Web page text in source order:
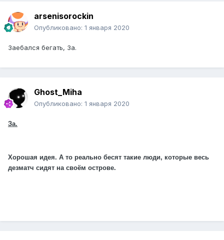
arsenisorockin
Опубликовано: 1 января 2020
Заебался бегать, За.
Ghost_Miha
Опубликовано: 1 января 2020
За.
Хорошая идея. А то реально бесят такие люди, которые весь
дезматч сидят на своём острове.